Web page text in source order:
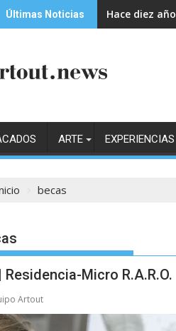
Últimas Noticias Hace diez
ARTE EXPERIENCIAS
becas
Micro
Artout